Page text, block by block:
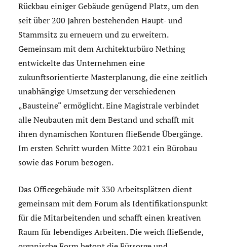
Rückbau einiger Gebäude genügend Platz, um den
seit über 200 Jahren bestehenden Haupt- und
Stammsitz zu erneuern und zu erweitern.
Gemeinsam mit dem Architekturbüro Nething
entwickelte das Unternehmen eine
zukunftsorientierte Masterplanung, die eine zeitlich
unabhängige Umsetzung der verschiedenen
„Bausteine“ ermöglicht. Eine Magistrale verbindet
alle Neubauten mit dem Bestand und schafft mit
ihren dynamischen Konturen fließende Übergänge.
Im ersten Schritt wurden Mitte 2021 ein Bürobau
sowie das Forum bezogen.
Das Officegebäude mit 330 Arbeitsplätzen dient
gemeinsam mit dem Forum als Identifikationspunkt
für die Mitarbeitenden und schafft einen kreativen
Raum für lebendiges Arbeiten. Die weich fließende,